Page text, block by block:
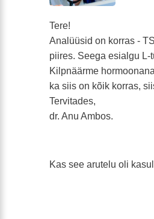
Tere!
Analüüsid on korras -
piires. Seega esialgu
Kilpnäärme
ka siis on kõik korras,
Tervitades,
dr. Anu Ambos.
Kas see arutelu oli